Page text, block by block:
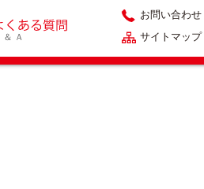
お問い合わせ
サイトマップ